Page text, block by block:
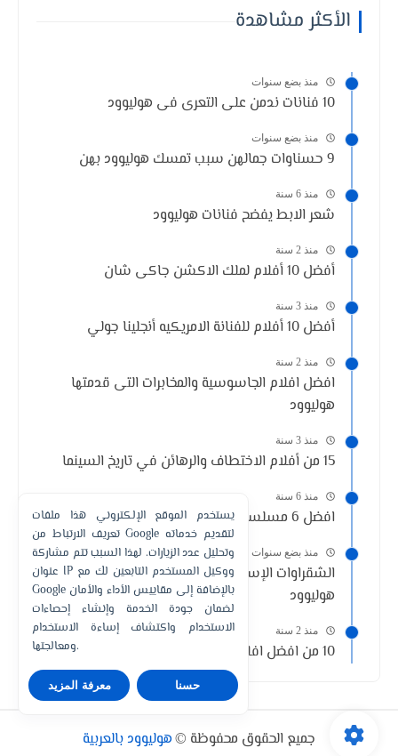
الأكثر مشاهدة
منذ بضع سنوات
10 فنانات ندمن على التعرى فى هوليوود
منذ بضع سنوات
9 حسناوات جمالهن سبب تمسك هوليوود بهن
منذ 6 سنة
شعر الابط يفضح فنانات هوليوود
منذ 2 سنة
أفضل 10 أفلام لملك الاكشن جاكى شان
منذ 3 سنة
أفضل 10 أفلام للفنانة الامريكيه أنجلينا جولي
منذ 2 سنة
افضل افلام الجاسوسية والمخابرات التى قدمتها
هوليوود
منذ 3 سنة
15 من أفلام الاختطاف والرهائن في تاريخ السينما
منذ 6 سنة
افضل 6 مسلسلات تشبه مسلسل Elite
منذ بضع سنوات
الشقراوات الإستراليات الثمانية الأكثر شهرة في
هوليوود
منذ 2 سنة
10 من افضل افلام الدراسة الجامعية وفترة المراهقة
جميع الحقوق محفوظة ©هوليوود بالعربية
يستخدم الموقع الإلكتروني هذا ملفات
تعريف الارتباط من Google لتقديم خدماته
وتحليل عدد الزيارات. لهذا السبب تتم مشاركة
عنوان IP ووكيل المستخدم التابعين لك مع
Google بالإضافة إلى مقاييس الأداء والأمان
لضمان جودة الخدمة وإنشاء إحصاءات
الاستخدام واكتشاف إساءة الاستخدام
ومعالجتها.
معرفة المزيد حسنا